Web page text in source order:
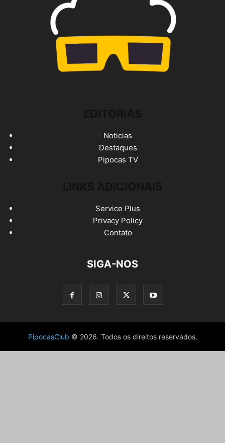
Noticias
Destaques
Pipocas TV
Service Plus
Privacy Policy
Contato
SIGA-NOS
PipocasClub © 2026. Todos os direitos reservados.